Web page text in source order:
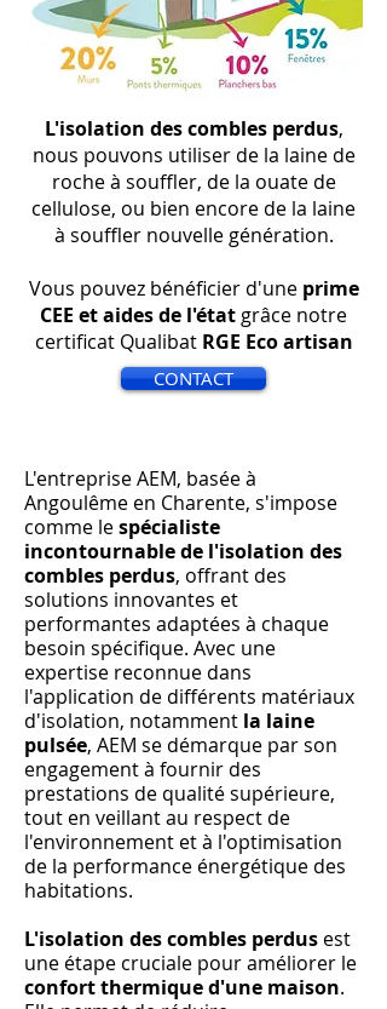
L'isolation des combles perdus,
nous pouvons utiliser de la laine de
roche à souffler, de la ouate de
cellulose, ou bien encore de la laine
à souffler nouvelle génération.
Vous pouvez bénéficier d'uneprime
CEE et aides de l'état grâce notre
certificat Qualibat RGE Eco artisan
CONTACT
L'entreprise AEM, basée à
Angoulême en Charente, s'impose
comme lespécialiste
incontournable de l'isolation des
combles perdus, offrant des
solutions innovantes et
performantes adaptées à chaque
besoin spécifique. Avec une
expertise reconnue dans
l'application de différents matériaux
d'isolation, notamment la laine
pulsée, AEM se démarque par son
engagement à fournir des
prestations de qualité supérieure,
tout en veillant au respect de
l'environnement et à l'optimisation
de la performance énergétique des
habitations.
L'isolation des combles perdus est
une étape cruciale pour améliorer le
confort thermique d'une maison.